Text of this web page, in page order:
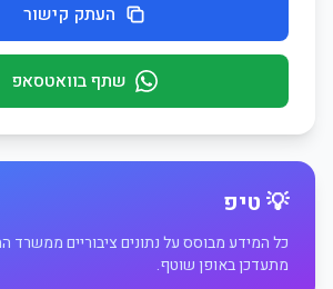
העתק קישור
שתף בוואטסאפ
💡 טיפ
כל המידע מבוסס על נתונים ציבוריים ממשרד
מתעדכן באופן שוטף.